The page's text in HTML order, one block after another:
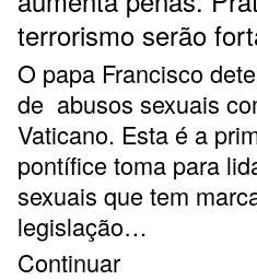
terrorismo serão
O papa Francisco
de abusos sexuais
Vaticano. Esta é a
pontífice toma para
sexuais que tem
legislação…
Continuar